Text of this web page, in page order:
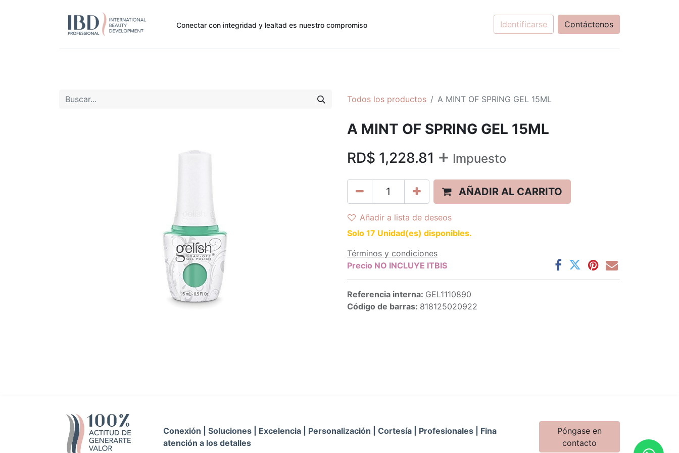
Conectar con integridad y lealtad es nuestro compromiso Identificarse Contáctenos
Todos los productos A MINT OF SPRING GEL 15ML
A MINT OF SPRING GEL 15ML
RD$ 1,228.81 + Impuesto
AÑADIR AL CARRITO
Añadir a lista de deseos
Solo 17 Unidad(es) disponibles.
Términos y condiciones
Precio NO INCLUYE ITBIS
Referencia interna: GEL1110890
Código de barras: 818125020922
Conexión | Soluciones | Excelencia | Personalización | Cortesía | Profesionales | Fina
atención a los detalles
Póngase en
contacto